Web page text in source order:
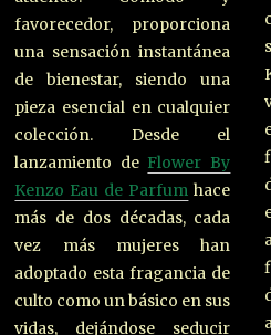
favorecedor, proporciona
una sensación instantánea
de bienestar, siendo una
pieza esencial en cualquier
colección. Desde el
lanzamiento de Flower By
Kenzo Eau de Parfum hace
más de dos décadas, cada
vez más mujeres han
adoptado esta fragancia de
culto como un básico en sus
vidas, dejándose seducir